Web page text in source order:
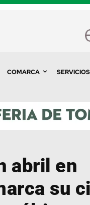
COMARCA SERVICIOS
abril en
su